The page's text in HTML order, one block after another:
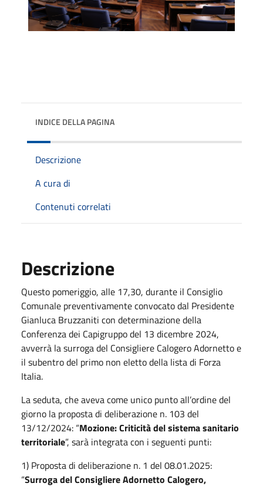
INDICE DELLA PAGINA
Descrizione
A cura di
Contenuti correlati
Descrizione
Questo pomeriggio, alle 17,30, durante il Consiglio
Comunale preventivamente convocato dal Presidente
Gianluca Bruzzaniti con determinazione della
Conferenza dei Capigruppo del 13 dicembre 2024,
avverrà la surroga del Consigliere Calogero Adornetto e
il subentro del primo non eletto della lista di Forza
Italia.
La seduta, che aveva come unico punto all’ordine del
giorno la proposta di deliberazione n. 103 del
13/12/2024: “Mozione: Criticità del sistema sanitario
territoriale”, sarà integrata con i seguenti punti:
1) Proposta di deliberazione n. 1 del 08.01.2025:
“Surroga del Consigliere Adornetto Calogero,